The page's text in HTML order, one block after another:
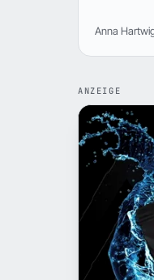
Anna
ANZEIGE